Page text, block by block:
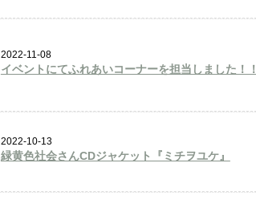
2022-11-08
イベントにてふれあいコーナーを担当しました！！
2022-10-13
緑黄色社会さんCDジャケット『ミチヲユケ』